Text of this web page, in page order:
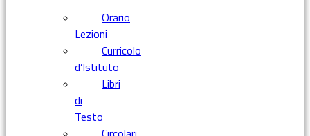
Orario
Lezioni
Curricolo
d’Istituto
Libri
di
Testo